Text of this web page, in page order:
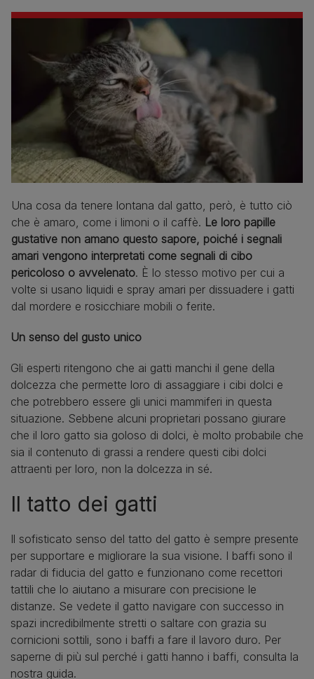
Una cosa da tenere lontana dal gatto, però, è tutto ciò
che è amaro, come i limoni o il caffè. Le loro papille
gustative non amano questo sapore, poiché i segnali
amari vengono interpretati come segnali di cibo
pericoloso o avvelenato. È lo stesso motivo per cui a
volte si usano liquidi e spray amari per dissuadere i gatti
dal mordere e rosicchiare mobili o ferite.
Un senso del gusto unico
Gli esperti ritengono che ai gatti manchi il gene della
dolcezza che permette loro di assaggiare i cibi dolci e
che potrebbero essere gli unici mammiferi in questa
situazione. Sebbene alcuni proprietari possano giurare
che il loro gatto sia goloso di dolci, è molto probabile che
sia il contenuto di grassi a rendere questi cibi dolci
attraenti per loro, non la dolcezza in sé.
Il tatto dei gatti
Il sofisticato senso del tatto del gatto è sempre presente
per supportare e migliorare la sua visione. I baffi sono il
radar di fiducia del gatto e funzionano come recettori
tattili che lo aiutano a misurare con precisione le
distanze. Se vedete il gatto navigare con successo in
spazi incredibilmente stretti o saltare con grazia su
cornicioni sottili, sono i baffi a fare il lavoro duro. Per
saperne di più sul perché i gatti hanno i baffi, consulta la
nostra guida.